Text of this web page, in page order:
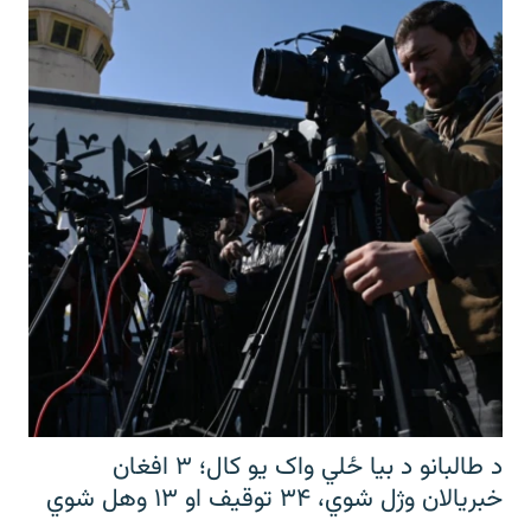
د طالبانو د بیا ځلي واک یو کال؛ ۳ افغان
خبریالان وژل شوي، ۳۴ توقیف او ۱۳ وهل شوي